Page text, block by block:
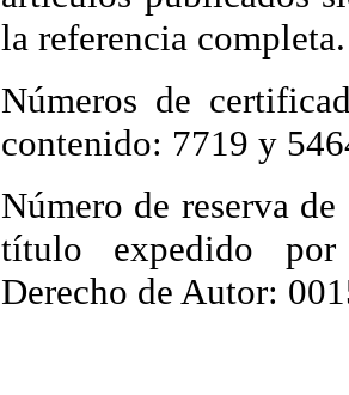
la referencia completa.
Números de
contenido: 7719 y
Número de reserva
título expedido
Derecho de Autor: